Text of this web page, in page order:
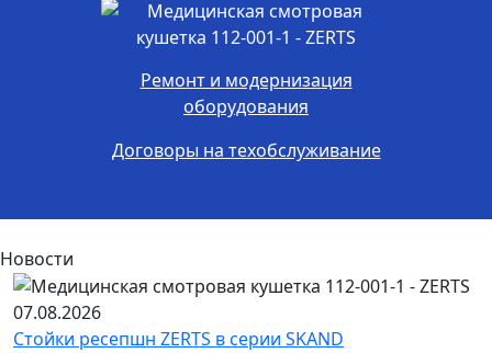
Ремонт и модернизация
оборудования
Договоры на техобслуживание
Новости
07.08.2026
Стойки ресепшн ZERTS в серии SKAND